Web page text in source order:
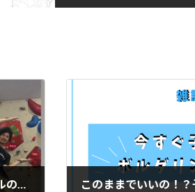
route f ボルダリングジムリニューアルのお知らせ